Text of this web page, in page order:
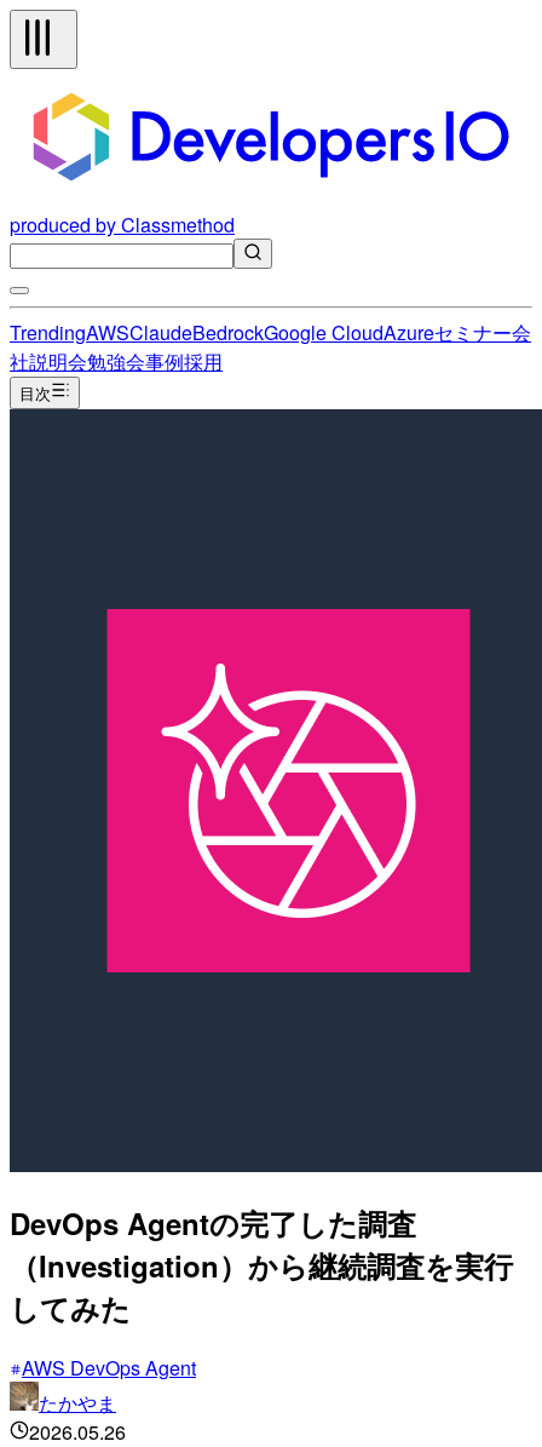
produced by Classmethod
TrendingAWSClaudeBedrockGoogle CloudAzureセミナー会
社説明会勉強会事例採用
目次
DevOps Agentの完了した調査
（Investigation）から継続調査を実行
してみた
AWS DevOps Agent
たかやま
2026.05.26